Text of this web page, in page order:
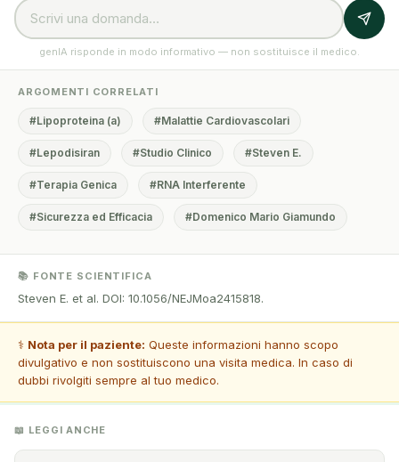
genIA risponde in modo informativo — non sostituisce il medico.
ARGOMENTI CORRELATI
#Lipoproteina (a) #Malattie Cardiovascolari
#Lepodisiran #Studio Clinico #Steven E.
#Terapia Genica #RNA Interferente
#Sicurezza ed Efficacia #Domenico Mario Giamundo
📚 FONTE SCIENTIFICA
Steven E. et al. DOI: 10.1056/NEJMoa2415818.
⚕️ Nota per il paziente: Queste informazioni hanno scopo
divulgativo e non sostituiscono una visita medica. In caso di
dubbi rivolgiti sempre al tuo medico.
📖 LEGGI ANCHE